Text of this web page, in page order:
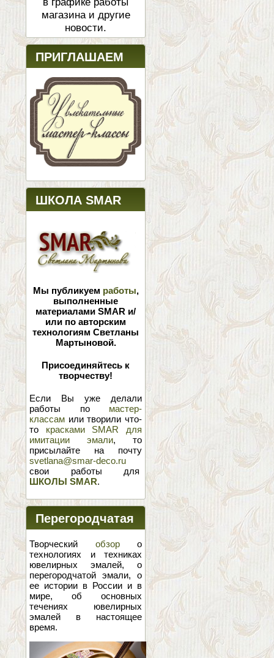
магазина и другие
новости.
ПРИГЛАШАЕМ
ШКОЛА SMAR
Мы публикуем работы,
выполненные
материалами SMAR и/
или по авторским
технологиям Светланы
Мартыновой.
Присоединяйтесь к
творчеству!
Если Вы уже делали
работы по мастер-
классам или творили что-
то красками SMAR для
имитации эмали, то
присылайте на почту
svetlana@smar-deco.ru
свои работы для
ШКОЛЫ SMAR.
Перегородчатая
эмаль
Творческий обзоро
технологиях и техниках
ювелирных эмалей, о
перегородчатой эмали, о
ее истории в России и в
мире, об основных
течениях ювелирных
эмалей в настоящее
время.